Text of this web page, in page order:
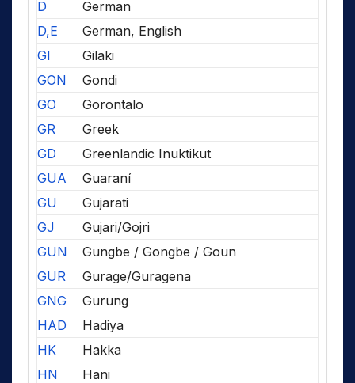
D
German
D,E
German, English
GI
Gilaki
GON
Gondi
GO
Gorontalo
GR
Greek
GD
Greenlandic Inuktikut
GUA
Guaraní
GU
Gujarati
GJ
Gujari/Gojri
GUN
Gungbe / Gongbe / Goun
GUR
Gurage/Guragena
GNG
Gurung
HAD
Hadiya
HK
Hakka
HN
Hani